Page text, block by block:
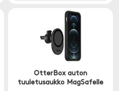
OtterBox auton
tuuletusaukko MagSafelle